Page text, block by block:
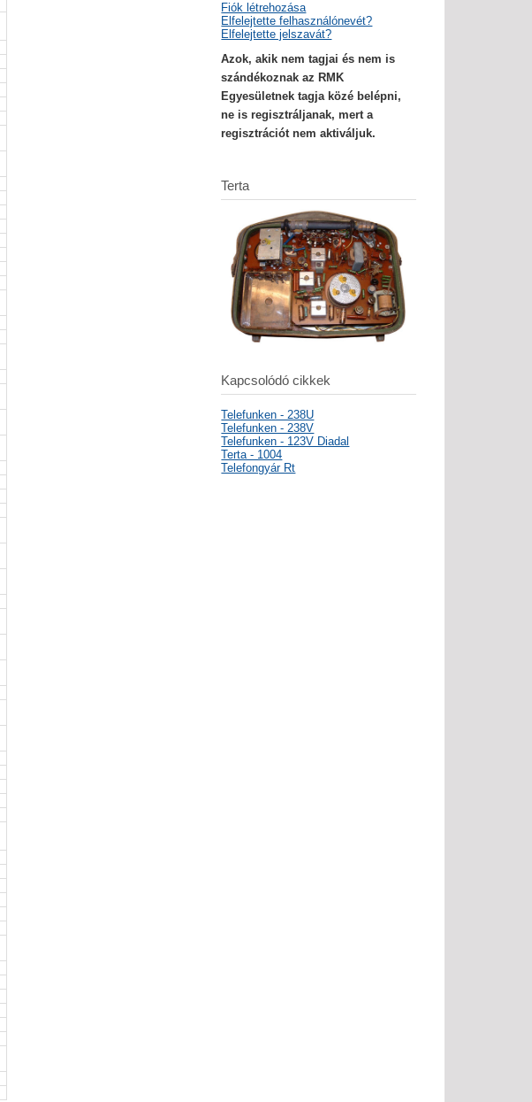
Fiók létrehozása
Elfelejtette felhasználónevét?
Elfelejtette jelszavát?
Azok, akik nem tagjai és nem is
szándékoznak az RMK
Egyesületnek tagja közé belépni,
ne is regisztráljanak, mert a
regisztrációt nem aktiváljuk.
Terta
Kapcsolódó cikkek
Telefunken - 238U
Telefunken - 238V
Telefunken - 123V Diadal
Terta - 1004
Telefongyár Rt